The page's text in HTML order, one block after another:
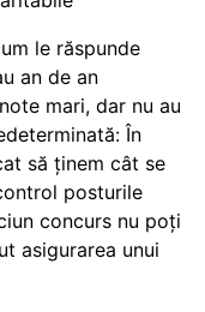
le răspunde
an de an
mari, dar nu au
În
să ținem cât se
posturile
concurs nu poți
asigurarea unui